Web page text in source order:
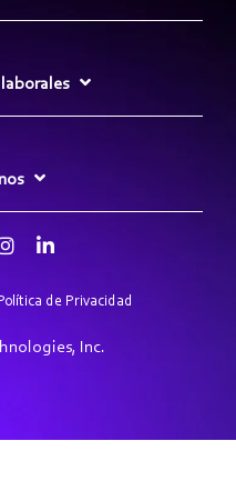
de Privacidad
Inc.